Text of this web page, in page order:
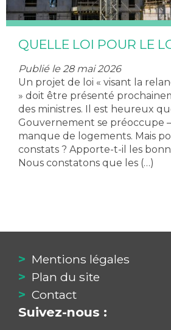
QUELLE LOI POUR LE
Publié le 28 mai 2026
Un projet de loi « visant la
» doit être présenté
des ministres. Il est heureux
Gouvernement se préoccupe
manque de logements. Mais
constats ? Apporte-t-il les
Nous constatons que les (…)
Mentions légales
Plan du site
Contact
Suivez-nous :